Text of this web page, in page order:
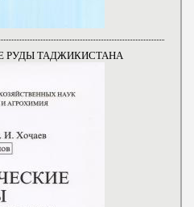
РУДЫ ТАДЖИКИСТАНА